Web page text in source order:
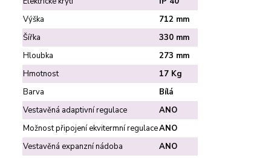
Výška
712 mm
Šířka
330 mm
Hloubka
273 mm
Hmotnost
17 Kg
Barva
Bílá
Vestavěná adaptivní regulace
ANO
Možnost připojení ekvitermní regulaceANO
Vestavěná expanzní nádoba
ANO